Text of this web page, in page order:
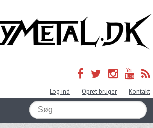
Log ind Opret bruger Kontakt